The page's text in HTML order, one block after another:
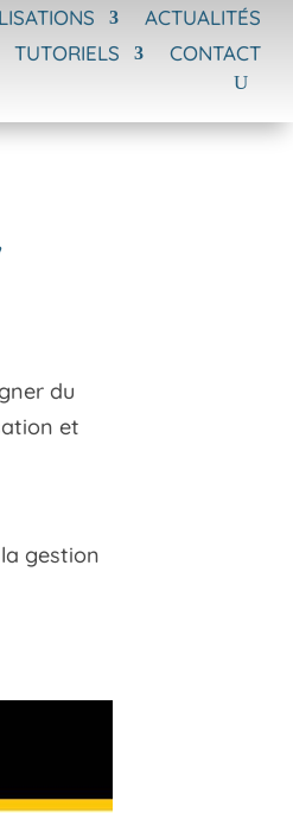
ACTUALITÉS
TUTORIELS CONTACT
du
et
gestion